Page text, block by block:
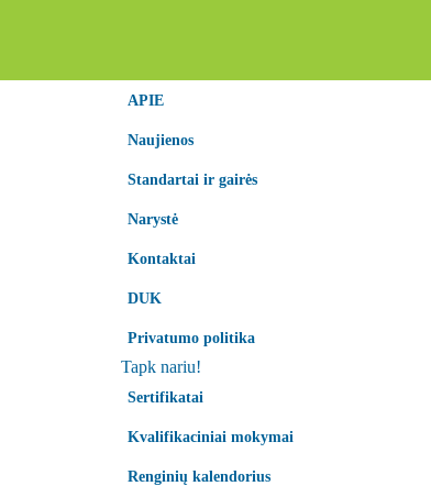
APIE
Naujienos
Standartai ir gairės
Narystė
Kontaktai
DUK
Privatumo politika
Tapk nariu!
Sertifikatai
Kvalifikaciniai mokymai
Renginių kalendorius